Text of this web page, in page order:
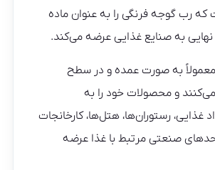
که رب گوجه فرنگی را به عنوان ماده
به صنایع غذایی عرضه می‌کند.
به صورت عمده و در سطح
و محصولات خود را به
غذایی، رستوران‌ها، هتل‌ها، کارخانجات
صنعتی مرتبط با غذا عرضه